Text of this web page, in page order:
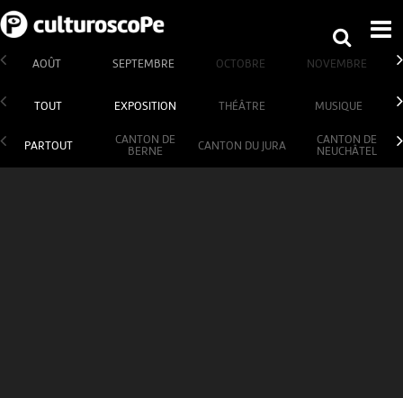
AOÛT SEPTEMBRE OCTOBRE NOVEMBRE
TOUT EXPOSITION THÉÂTRE MUSIQUE
PARTOUT
CANTON DE
BERNE
CANTON DU JURA
CANTON DE
NEUCHÂTEL